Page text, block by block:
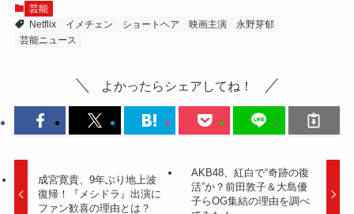
芸能
Netflix
イメチェン ショートヘア 映画主演
永野芽郁
芸能ニュース
よかったらシェアしてね！
成宮寛貴、9年ぶり地上波
復帰！『メシドラ』出演に
ファン歓喜の理由とは？
AKB48、紅白で“奇跡の復
活”か？前田敦子＆大島優
子らOG集結の理由を調べ